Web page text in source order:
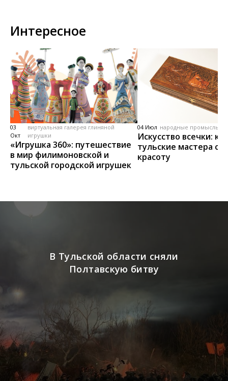
Интересное
03
Окт
виртуальная галерея глиняной
игрушки
«Игрушка 360»: путешествие
в мир филимоновской и
тульской городской игрушек
04 Июл народные промыслы,
Искусство всечки: как
тульские мастера
красоту
В Тульской области сняли
Полтавскую битву